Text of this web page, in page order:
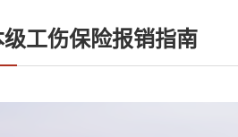
工伤保险报销指南